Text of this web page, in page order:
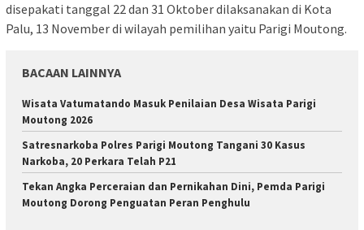
disepakati tanggal 22 dan 31 Oktober dilaksanakan di Kota
Palu, 13 November di wilayah pemilihan yaitu Parigi Moutong.
BACAAN LAINNYA
Wisata Vatumatando Masuk Penilaian Desa Wisata Parigi
Moutong 2026
Satresnarkoba Polres Parigi Moutong Tangani 30 Kasus
Narkoba, 20 Perkara Telah P21
Tekan Angka Perceraian dan Pernikahan Dini, Pemda Parigi
Moutong Dorong Penguatan Peran Penghulu